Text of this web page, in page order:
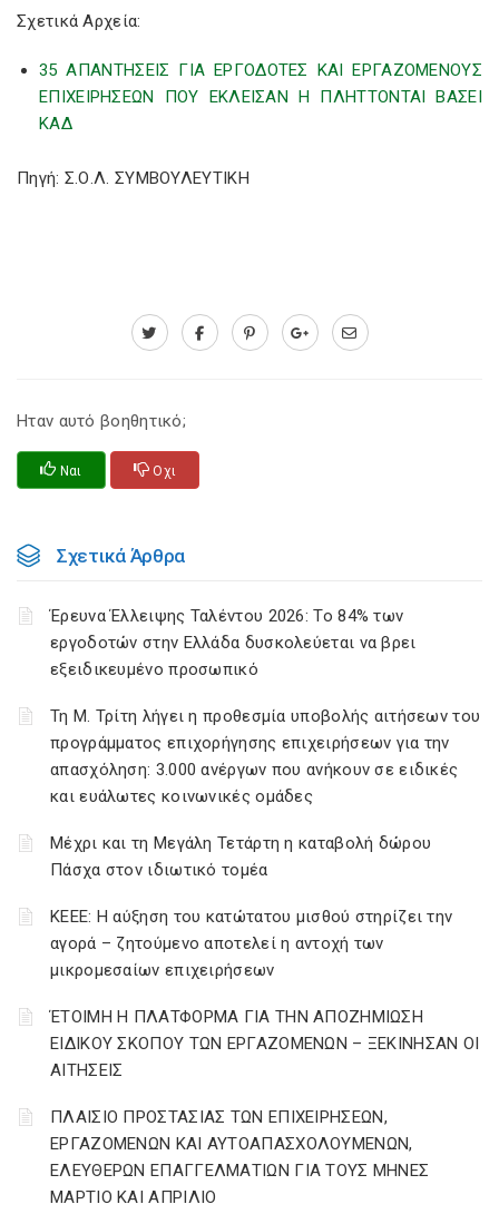
Σχετικά Αρχεία:
35 ΑΠΑΝΤΗΣΕΙΣ ΓΙΑ ΕΡΓΟΔΟΤΕΣ ΚΑΙ ΕΡΓΑΖΟΜΕΝΟΥΣ
ΕΠΙΧΕΙΡΗΣΕΩΝ ΠΟΥ ΕΚΛΕΙΣΑΝ Η ΠΛΗΤΤΟΝΤΑΙ ΒΑΣΕΙ
ΚΑΔ
Πηγή: Σ.Ο.Λ. ΣΥΜΒΟΥΛΕΥΤΙΚΗ
Ηταν αυτό βοηθητικό;
Ναι Οχι
Σχετικά Άρθρα
Έρευνα Έλλειψης Ταλέντου 2026: Το 84% των
εργοδοτών στην Ελλάδα δυσκολεύεται να βρει
εξειδικευμένο προσωπικό
Τη Μ. Τρίτη λήγει η προθεσμία υποβολής αιτήσεων του
προγράμματος επιχορήγησης επιχειρήσεων για την
απασχόληση: 3.000 ανέργων που ανήκουν σε ειδικές
και ευάλωτες κοινωνικές ομάδες
Μέχρι και τη Μεγάλη Τετάρτη η καταβολή δώρου
Πάσχα στον ιδιωτικό τομέα
ΚΕΕΕ: Η αύξηση του κατώτατου μισθού στηρίζει την
αγορά – ζητούμενο αποτελεί η αντοχή των
μικρομεσαίων επιχειρήσεων
ΈΤΟΙΜΗ Η ΠΛΑΤΦΟΡΜΑ ΓΙΑ ΤΗΝ ΑΠΟΖΗΜΙΩΣΗ
ΕΙΔΙΚΟΥ ΣΚΟΠΟΥ ΤΩΝ ΕΡΓΑΖΟΜΕΝΩΝ – ΞΕΚΙΝΗΣΑΝ ΟΙ
ΑΙΤΗΣΕΙΣ
ΠΛΑΙΣΙΟ ΠΡΟΣΤΑΣΙΑΣ ΤΩΝ ΕΠΙΧΕΙΡΗΣΕΩΝ,
ΕΡΓΑΖΟΜΕΝΩΝ ΚΑΙ ΑΥΤΟΑΠΑΣΧΟΛΟΥΜΕΝΩΝ,
ΕΛΕΥΘΕΡΩΝ ΕΠΑΓΓΕΛΜΑΤΙΩΝ ΓΙΑ ΤΟΥΣ ΜΗΝΕΣ
ΜΑΡΤΙΟ ΚΑΙ ΑΠΡΙΛΙΟ